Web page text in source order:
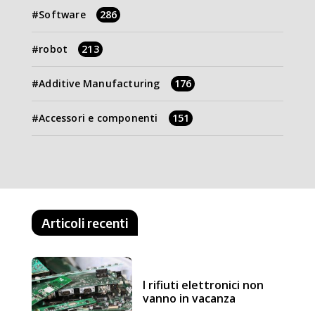
Software 286
robot 213
Additive Manufacturing 176
Accessori e componenti 151
Articoli recenti
I rifiuti elettronici non
vanno in vacanza